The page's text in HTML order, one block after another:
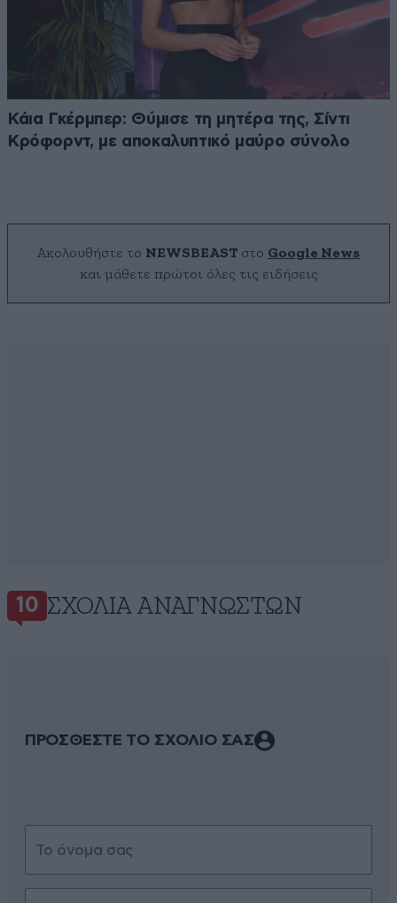
Κάια Γκέρμπερ: Θύμισε τη μητέρα της, Σίντι
Κρόφορντ, με αποκαλυπτικό μαύρο σύνολο
Ακολουθήστε το NEWSBEAST στο Google News
και μάθετε πρώτοι όλες τις ειδήσεις
10 ΣΧΌΛΙΑ ΑΝΑΓΝΩΣΤΏΝ
ΠΡΟΣΘΕΣΤΕ ΤΟ ΣΧΟΛΙΟ ΣΑΣ